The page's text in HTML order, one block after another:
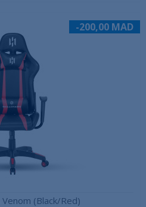
-200,00 MAD
Venom (Black/Red)